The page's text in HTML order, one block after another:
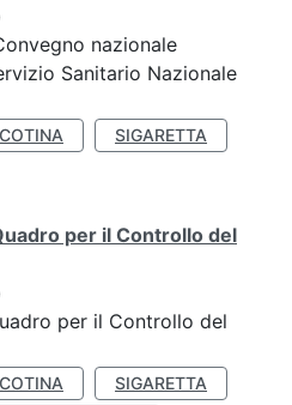
nazionale
Sanitario Nazionale
SIGARETTA
per il Controllo del
per il Controllo del
SIGARETTA